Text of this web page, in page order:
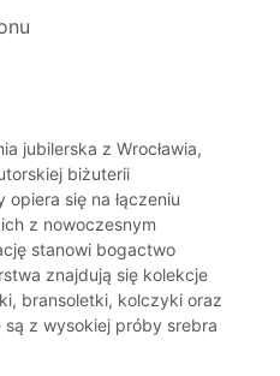
jubilerska z Wrocławia,
biżuterii
się na łączeniu
z nowoczesnym
stanowi bogactwo
znajdują się kolekcje
bransoletki, kolczyki oraz
z wysokiej próby srebra